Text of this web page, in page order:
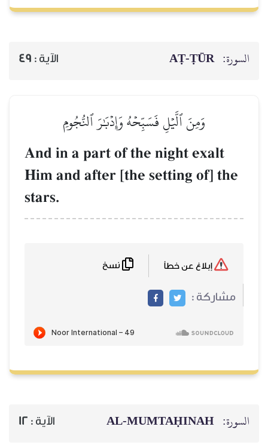
السورة: AṬ-ṬŪR الآية : 49
وَمِنَ ٱلَّيۡلِ فَسَبِّحۡهُ وَإِدۡبَٰرَ ٱلنُّجُومِ
And in a part of the night exalt
Him and after [the setting of] the
stars.
مشاركة :
السورة: AL‑MUMTAḤINAH الآية : 12